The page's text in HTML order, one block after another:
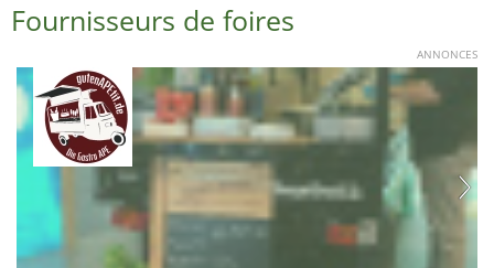
Fournisseurs de foires
ANNONCES